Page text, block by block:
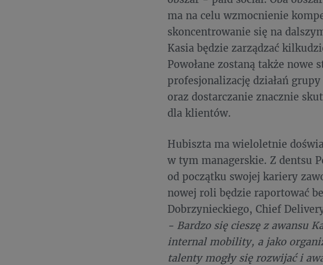
ma na celu wzmocnienie
skoncentrowanie się na
Kasia będzie zarządzać
Powołane zostaną także nowe
profesjonalizację działań
oraz dostarczanie znacznie
dla klientów.
Hubiszta ma wieloletnie
w tym managerskie. Z dentsu
od początku swojej kariery
nowej roli będzie raportować
Dobrzynieckiego, Chief
- Bardzo się cieszę z awansu
internal mobility, a jako
talenty mogły się rozwijać i